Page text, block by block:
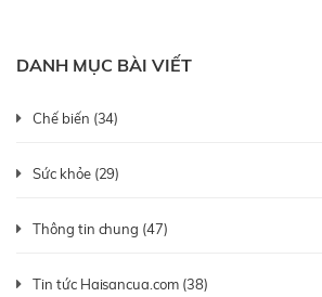
DANH MỤC BÀI VIẾT
Chế biến (34)
Sức khỏe (29)
Thông tin chung (47)
Tin tức Haisancua.com (38)